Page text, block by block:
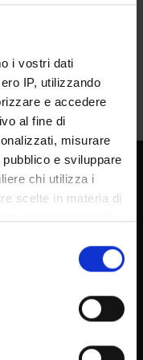
i vostri dati
IP, utilizzando
e accedere
al fine di
misurare
e sviluppare
chi utilizza i
scelte in materia di
in qualsiasi
o facendo clic
posizione